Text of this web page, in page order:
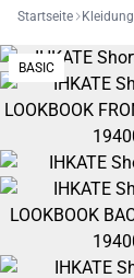
Startseite Kleidung
BASIC